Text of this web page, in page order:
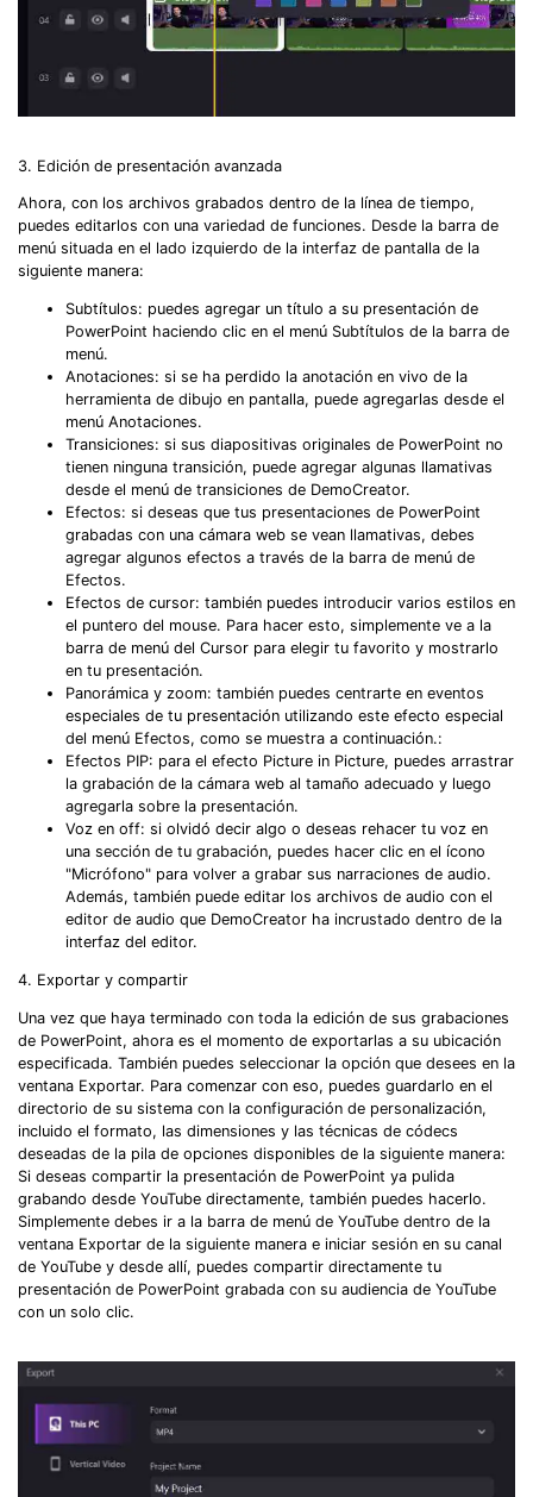
3. Edición de presentación avanzada
Ahora, con los archivos grabados dentro de la línea de tiempo,
puedes editarlos con una variedad de funciones. Desde la barra de
menú situada en el lado izquierdo de la interfaz de pantalla de la
siguiente manera:
Subtítulos: puedes agregar un título a su presentación de
PowerPoint haciendo clic en el menú Subtítulos de la barra de
menú.
Anotaciones: si se ha perdido la anotación en vivo de la
herramienta de dibujo en pantalla, puede agregarlas desde el
menú Anotaciones.
Transiciones: si sus diapositivas originales de PowerPoint no
tienen ninguna transición, puede agregar algunas llamativas
desde el menú de transiciones de DemoCreator.
Efectos: si deseas que tus presentaciones de PowerPoint
grabadas con una cámara web se vean llamativas, debes
agregar algunos efectos a través de la barra de menú de
Efectos.
Efectos de cursor: también puedes introducir varios estilos en
el puntero del mouse. Para hacer esto, simplemente ve a la
barra de menú del Cursor para elegir tu favorito y mostrarlo
en tu presentación.
Panorámica y zoom: también puedes centrarte en eventos
especiales de tu presentación utilizando este efecto especial
del menú Efectos, como se muestra a continuación.:
Efectos PIP: para el efecto Picture in Picture, puedes arrastrar
la grabación de la cámara web al tamaño adecuado y luego
agregarla sobre la presentación.
Voz en off: si olvidó decir algo o deseas rehacer tu voz en
una sección de tu grabación, puedes hacer clic en el ícono
"Micrófono" para volver a grabar sus narraciones de audio.
Además, también puede editar los archivos de audio con el
editor de audio que DemoCreator ha incrustado dentro de la
interfaz del editor.
4. Exportar y compartir
Una vez que haya terminado con toda la edición de sus grabaciones
de PowerPoint, ahora es el momento de exportarlas a su ubicación
especificada. También puedes seleccionar la opción que desees en la
ventana Exportar. Para comenzar con eso, puedes guardarlo en el
directorio de su sistema con la configuración de personalización,
incluido el formato, las dimensiones y las técnicas de códecs
deseadas de la pila de opciones disponibles de la siguiente manera:
Si deseas compartir la presentación de PowerPoint ya pulida
grabando desde YouTube directamente, también puedes hacerlo.
Simplemente debes ir a la barra de menú de YouTube dentro de la
ventana Exportar de la siguiente manera e iniciar sesión en su canal
de YouTube y desde allí, puedes compartir directamente tu
presentación de PowerPoint grabada con su audiencia de YouTube
con un solo clic.